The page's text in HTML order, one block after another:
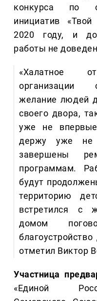
конкурса по
инициатив
2020 году, и до
работы не
«Халатное
организации
желание людей
своего двора,
уже не
держу уже не
завершены
программам.
будут
территорию
встретился с
домом
отметил Виктор
Участница
«Единой